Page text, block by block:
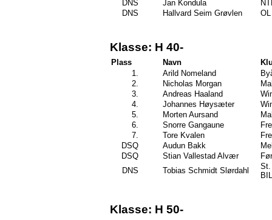
DNS
Jan Kondula
DNS
Hallvard Seim Grøvlen
Klasse: H 40-
Plass Navn
1.
Arild Nomeland
2.
Nicholas Morgan
3.
Andreas Haaland
4.
Johannes Høysæter
5.
Morten Aursand
6.
Snorre Gangaune
7.
Tore Kvalen
DSQ
Audun Bakk
DSQ
Stian Vallestad Alvær
DNS
Tobias Schmidt Slørdahl
St.
BIL
Klasse: H 50-